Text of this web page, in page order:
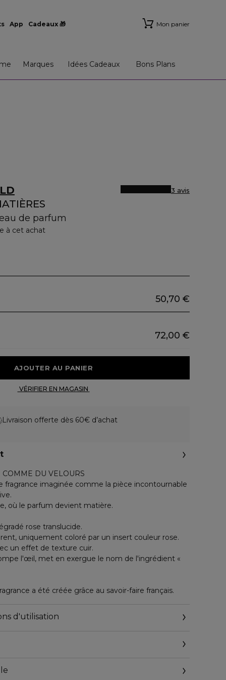
App Cadeaux 🎁 Mon panier
Marques Idées Cadeaux Bons Plans
de parfum
3 avis
à cet achat
50,70 €
72,00 €
Livraison offerte dès 60€ d’achat
DU VELOURS
fragrance imaginée comme la pièce incontournable
où le parfum devient matière.
rose translucide.
uniquement coloré par un insert couleur rose.
un effet de texture cuir.
l'œil, met en exergue le nom de l'ingrédient «
a été créée grâce au savoir-faire français.
d'utilisation